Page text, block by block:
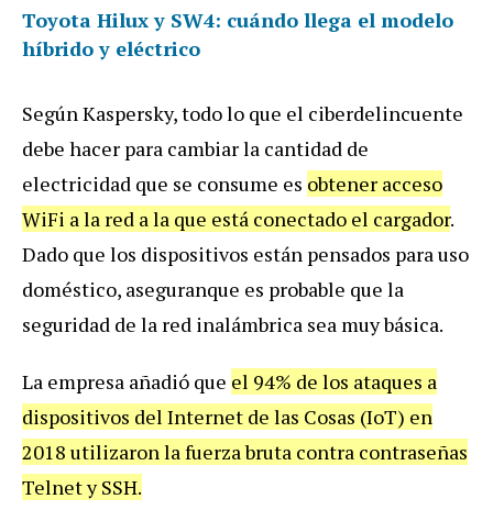
Toyota Hilux y SW4: cuándo llega el modelo
híbrido y eléctrico
Según Kaspersky, todo lo que el ciberdelincuente
debe hacer para cambiar la cantidad de
electricidad que se consume es obtener acceso
WiFi a la red a la que está conectado el cargador.
Dado que los dispositivos están pensados para uso
doméstico, aseguranque es probable que la
seguridad de la red inalámbrica sea muy básica.
La empresa añadió que el 94% de los ataques a
dispositivos del Internet de las Cosas (IoT) en
2018 utilizaron la fuerza bruta contra contraseñas
Telnet y SSH.